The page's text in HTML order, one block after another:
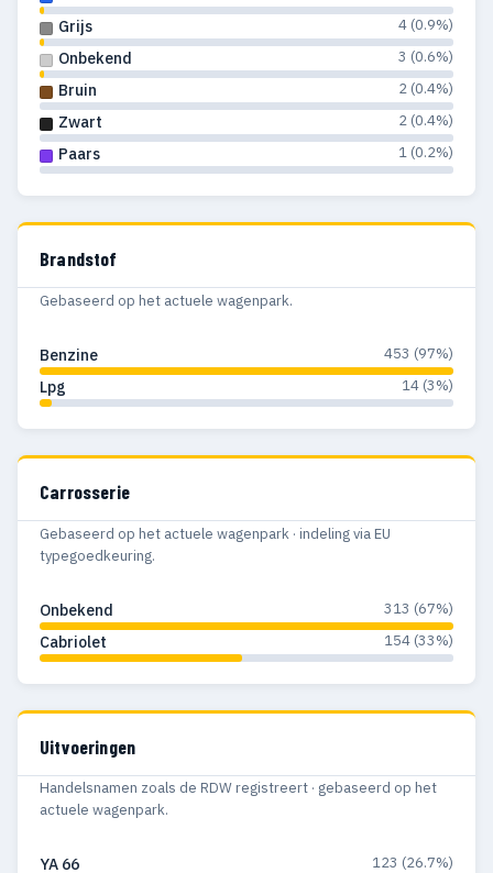
Grijs 4 (0.9%)
Onbekend 3 (0.6%)
Bruin 2 (0.4%)
Zwart 2 (0.4%)
Paars 1 (0.2%)
Brandstof
Gebaseerd op het actuele wagenpark.
Benzine 453 (97%)
Lpg 14 (3%)
Carrosserie
Gebaseerd op het actuele wagenpark · indeling via EU
typegoedkeuring.
Onbekend 313 (67%)
Cabriolet 154 (33%)
Uitvoeringen
Handelsnamen zoals de RDW registreert · gebaseerd op het
actuele wagenpark.
YA 66 123 (26.7%)